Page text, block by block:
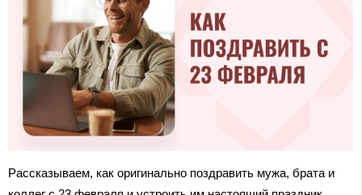
Рассказываем, как оригинально поздравить мужа, брата и